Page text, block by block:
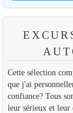
Cette sélection
que j'ai
confiance? Tous
leur sérieux et leur